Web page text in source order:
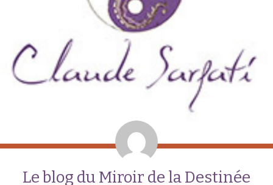
Le blog du Miroir de la Destinée